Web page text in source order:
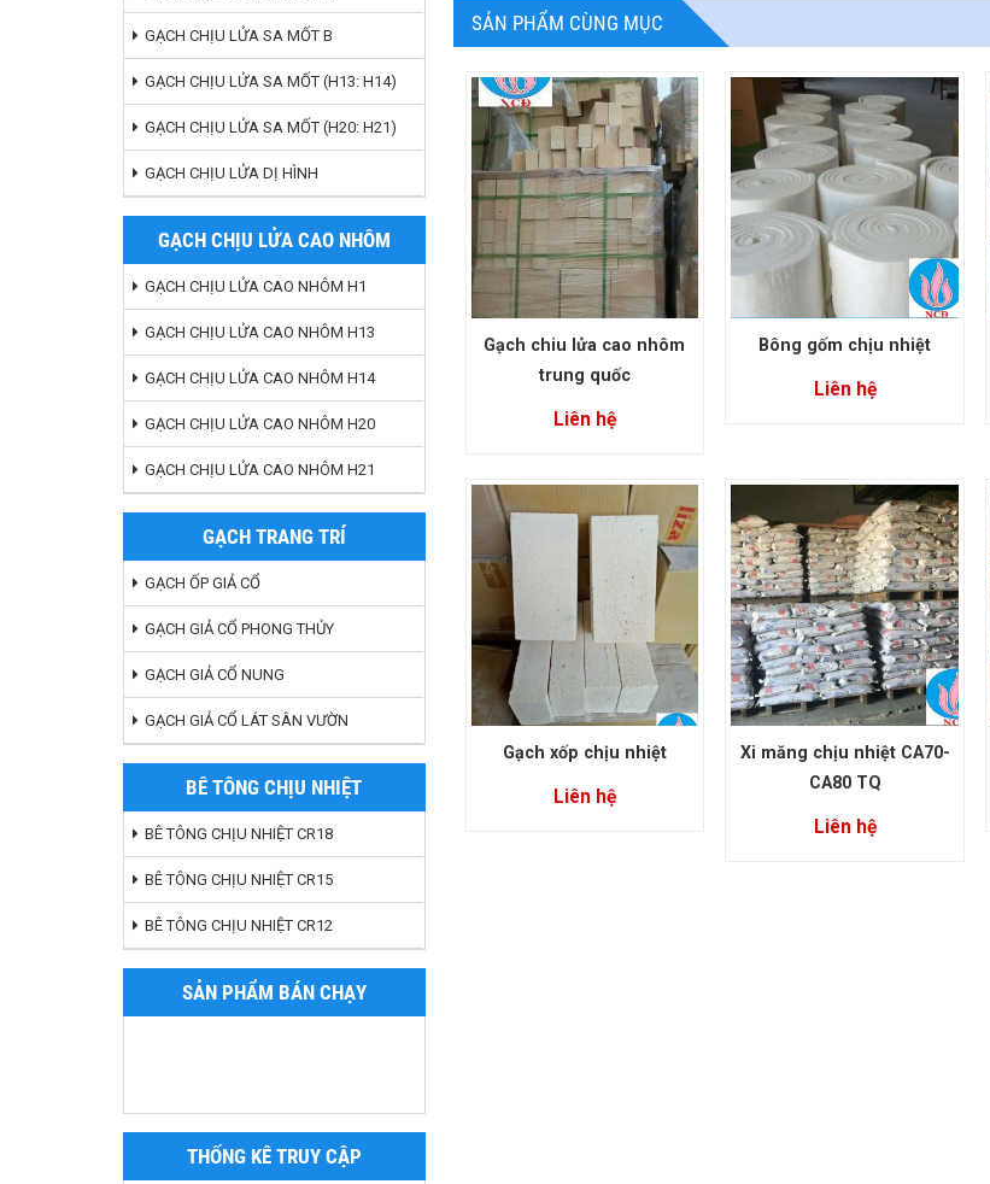
GẠCH CHỊU LỬA SA MỐT B
GẠCH CHỊU LỬA SA MỐT (H13: H14)
GẠCH CHỊU LỬA SA MỐT (H20: H21)
GẠCH CHỊU LỬA DỊ HÌNH
GẠCH CHỊU LỬA CAO NHÔM
GẠCH CHỊU LỬA CAO NHÔM H1
GẠCH CHỊU LỬA CAO NHÔM H13
GẠCH CHỊU LỬA CAO NHÔM H14
GẠCH CHỊU LỬA CAO NHÔM H20
GẠCH CHỊU LỬA CAO NHÔM H21
GẠCH TRANG TRÍ
GẠCH ỐP GIẢ CỔ
GẠCH GIẢ CỔ PHONG THỦY
GẠCH GIẢ CỔ NUNG
GẠCH GIẢ CỔ LÁT SÂN VƯỜN
BÊ TÔNG CHỊU NHIỆT
BÊ TÔNG CHỊU NHIỆT CR18
BÊ TÔNG CHỊU NHIỆT CR15
BÊ TÔNG CHỊU NHIỆT CR12
SẢN PHẨM BÁN CHẠY
THỐNG KÊ TRUY CẬP
SẢN PHẨM CÙNG MỤC
Gạch chiu lửa cao nhôm
trung quốc
Liên hệ
Bông gốm chịu nhiệt
Liên hệ
Gạch xốp chịu nhiệt
Liên hệ
Xi măng chịu nhiệt CA70-
CA80 TQ
Liên hệ